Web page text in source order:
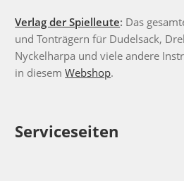
Verlag der Spielleute: Das
und Tonträgern für Dudelsack,
Nyckelharpa und viele andere
in diesemWebshop.
Serviceseiten